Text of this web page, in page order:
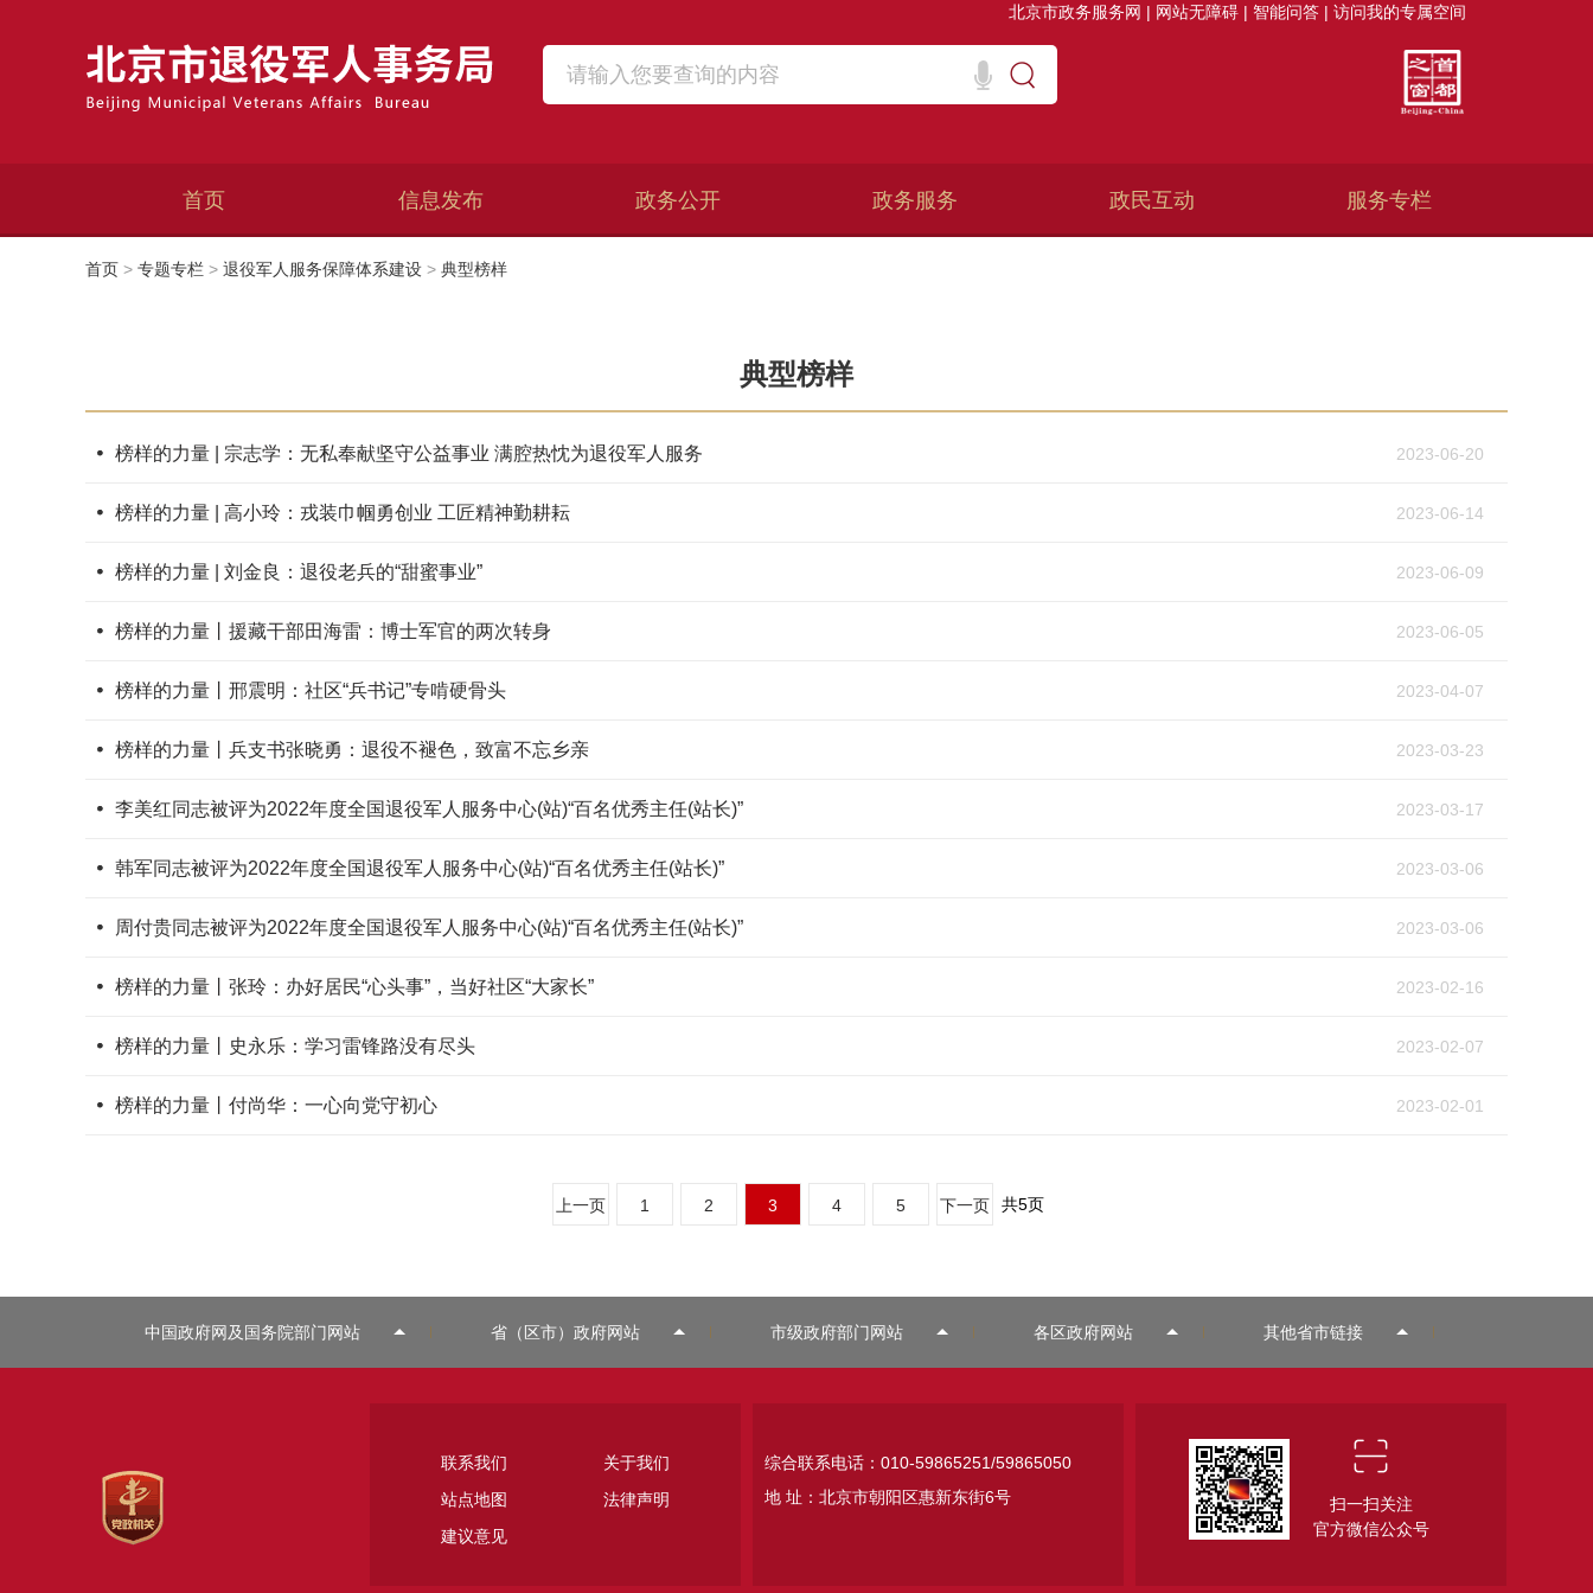
北京市政务服务网 | 网站无障碍 | 智能问答 | 访问我的专属空间
首页 信息发布 政务公开 政务服务 政民互动 服务专栏
首页 > 专题专栏 > 退役军人服务保障体系建设 > 典型榜样
典型榜样
榜样的力量 | 宗志学：无私奉献坚守公益事业 满腔热忱为退役军人服务 2023-06-20
榜样的力量 | 高小玲：戎装巾帼勇创业 工匠精神勤耕耘 2023-06-14
榜样的力量 | 刘金良：退役老兵的“甜蜜事业” 2023-06-09
榜样的力量丨援藏干部田海雷：博士军官的两次转身 2023-06-05
榜样的力量丨邢震明：社区“兵书记”专啃硬骨头 2023-04-07
榜样的力量丨兵支书张晓勇：退役不褪色，致富不忘乡亲 2023-03-23
李美红同志被评为2022年度全国退役军人服务中心(站)“百名优秀主任(站长)” 2023-03-17
韩军同志被评为2022年度全国退役军人服务中心(站)“百名优秀主任(站长)” 2023-03-06
周付贵同志被评为2022年度全国退役军人服务中心(站)“百名优秀主任(站长)” 2023-03-06
榜样的力量丨张玲：办好居民“心头事”，当好社区“大家长” 2023-02-16
榜样的力量丨史永乐：学习雷锋路没有尽头 2023-02-07
榜样的力量丨付尚华：一心向党守初心 2023-02-01
上一页 1 2 3 4 5 下一页 共5页
中国政府网及国务院部门网站 省（区市）政府网站 市级政府部门网站 各区政府网站 其他省市链接
联系我们
关于我们
站点地图
法律声明
建议意见
综合联系电话：010-59865251/59865050
地 址：北京市朝阳区惠新东街6号
扫一扫关注
官方微信公众号